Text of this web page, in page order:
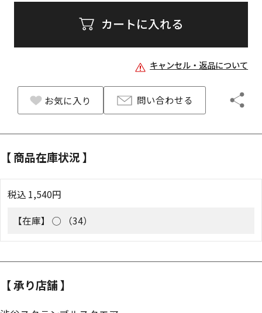
カートに入れる
キャンセル・返品について
お気に入り 問い合わせる
【 商品在庫状況 】
税込 1,540円
【在庫】 ◯ （34）
【 承り店舗 】